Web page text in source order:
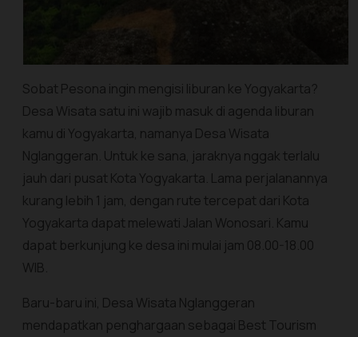
Sobat Pesona ingin mengisi liburan ke Yogyakarta?
Desa Wisata satu ini wajib masuk di agenda liburan
kamu di Yogyakarta, namanya Desa Wisata
Nglanggeran. Untuk ke sana, jaraknya nggak terlalu
jauh dari pusat Kota Yogyakarta. Lama perjalanannya
kurang lebih 1 jam, dengan rute tercepat dari Kota
Yogyakarta dapat melewati Jalan Wonosari. Kamu
dapat berkunjung ke desa ini mulai jam 08.00-18.00
WIB.
Baru-baru ini, Desa Wisata Nglanggeran
mendapatkan penghargaan sebagai Best Tourism